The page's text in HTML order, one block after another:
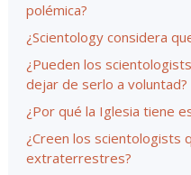
polémica?
¿Scientology considera
¿Pueden los
dejar de serlo a voluntad?
¿Por qué la Iglesia tiene
¿Creen los scientologists
extraterrestres?